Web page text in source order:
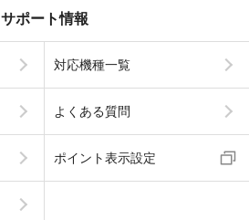
サポート情報
対応機種一覧
よくある質問
ポイント表示設定